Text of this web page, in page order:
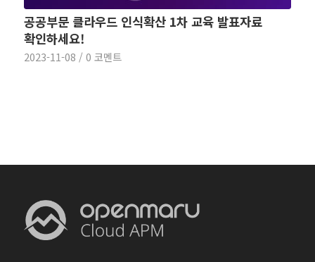
공공부문 클라우드 인식확산 1차 교육 발표자료
확인하세요!
2023-11-08 / 0 코멘트